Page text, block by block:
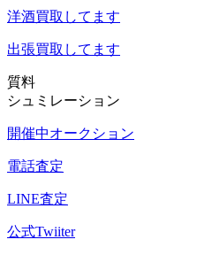
洋酒買取してます
出張買取 してます
質料
シュミレーション
開催中オークション
電話査定
LINE査定
公式Twiiter